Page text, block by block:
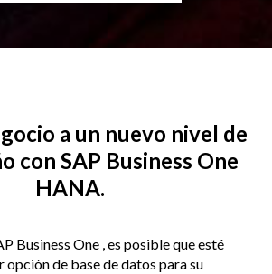
a un nuevo nivel de
con SAP Business One
HANA.
Business One , es posible que esté
opción de base de datos para su